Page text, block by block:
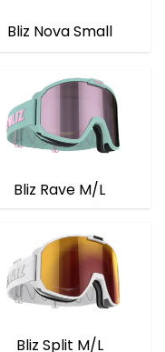
Bliz Nova Small
Bliz Rave M/L
Bliz Split M/L